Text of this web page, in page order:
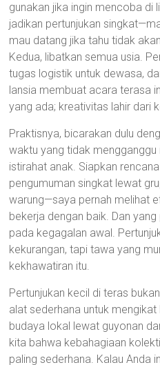
gunakan jika ingin mencoba di
jadikan pertunjukan
mau datang jika tahu tidak
Kedua, libatkan semua usia.
tugas logistik untuk dewasa,
lansia membuat acara terasa
yang ada; kreativitas lahir dari
Praktisnya, bicarakan dulu
waktu yang tidak
istirahat anak. Siapkan
pengumuman singkat lewat
warung—saya pernah melihat
bekerja dengan baik. Dan
pada kegagalan awal.
kekurangan, tapi tawa yang
kekhawatiran itu.
Pertunjukan kecil di teras
alat sederhana untuk
budaya lokal lewat guyonan
kita bahwa kebahagiaan
paling sederhana. Kalau Anda